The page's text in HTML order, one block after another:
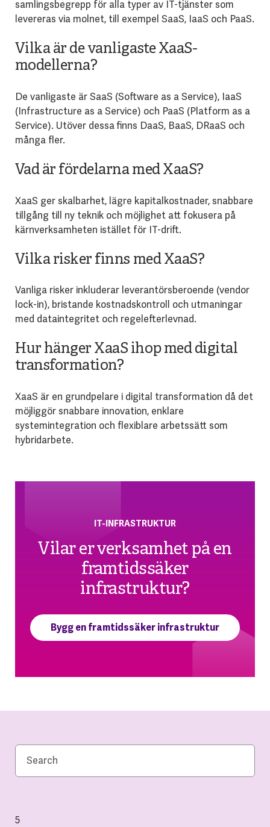
samlingsbegrepp för alla typer av IT-tjänster som
levereras via molnet, till exempel SaaS, IaaS och PaaS.
Vilka är de vanligaste XaaS-
modellerna?
De vanligaste är SaaS (Software as a Service), IaaS
(Infrastructure as a Service) och PaaS (Platform as a
Service). Utöver dessa finns DaaS, BaaS, DRaaS och
många fler.
Vad är fördelarna med XaaS?
XaaS ger skalbarhet, lägre kapitalkostnader, snabbare
tillgång till ny teknik och möjlighet att fokusera på
kärnverksamheten istället för IT-drift.
Vilka risker finns med XaaS?
Vanliga risker inkluderar leverantörsberoende (vendor
lock-in), bristande kostnadskontroll och utmaningar
med dataintegritet och regelefterlevnad.
Hur hänger XaaS ihop med digital
transformation?
XaaS är en grundpelare i digital transformation då det
möjliggör snabbare innovation, enklare
systemintegration och flexiblare arbetssätt som
hybridarbete.
IT-INFRASTRUKTUR
Vilar er verksamhet på en
framtidssäker
infrastruktur?
Bygg en framtidssäker infrastruktur
5